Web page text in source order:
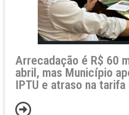
Arrecadação é R$ 60
abril, mas Município
IPTU e atraso na tarifa